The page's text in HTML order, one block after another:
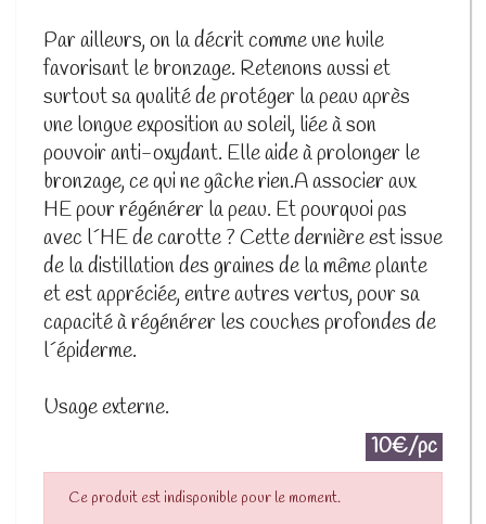
Par ailleurs, on la décrit comme une huile
favorisant le bronzage. Retenons aussi et
surtout sa qualité de protéger la peau après
une longue exposition au soleil, liée à son
pouvoir anti-oxydant. Elle aide à prolonger le
bronzage, ce qui ne gâche rien.A associer aux
HE pour régénérer la peau. Et pourquoi pas
avec l´HE de carotte ? Cette dernière est issue
de la distillation des graines de la même plante
et est appréciée, entre autres vertus, pour sa
capacité à régénérer les couches profondes de
l´épiderme.
Usage externe.
10€/pc
Ce produit est indisponible pour le moment.